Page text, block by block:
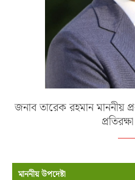
জনাব তারেক রহমান মাননীয়
মাননীয় উপদেষ্টা